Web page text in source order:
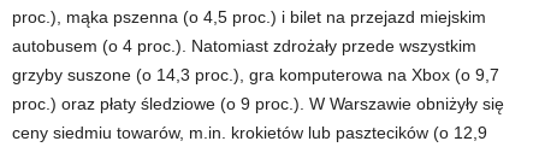
proc.), mąka pszenna (o 4,5 proc.) i bilet na przejazd miejskim
autobusem (o 4 proc.). Natomiast zdrożały przede wszystkim
grzyby suszone (o 14,3 proc.), gra komputerowa na Xbox (o 9,7
proc.) oraz płaty śledziowe (o 9 proc.). W Warszawie obniżyły się
ceny siedmiu towarów, m.in. krokietów lub pasztecików (o 12,9